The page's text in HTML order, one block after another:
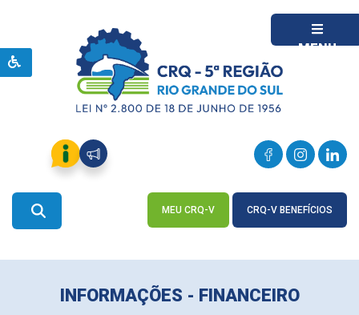
MENU
MEU CRQ-V CRQ-V BENEFÍCIOS
INFORMAÇÕES - FINANCEIRO